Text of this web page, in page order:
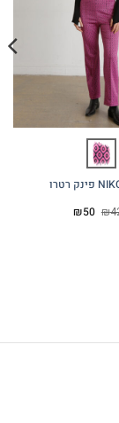
₪ המחיר
₪50 המחיר